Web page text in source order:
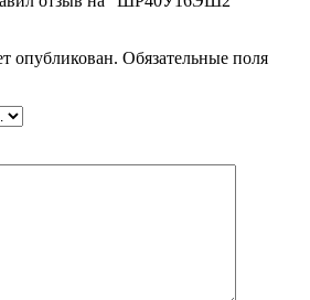
опубликован. Обязательные поля